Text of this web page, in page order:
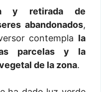
y retirada de
abandonados,
contempla la
parcelas y la
de la zona.